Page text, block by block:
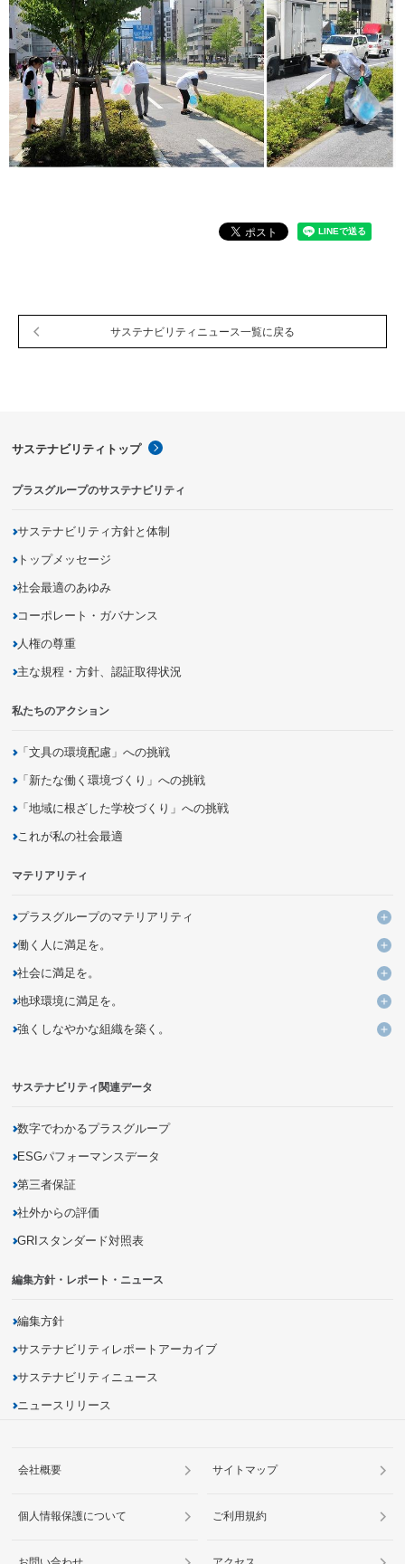
ESGパフォーマンスデータ
第三者保証
社外からの評価
GRIスタンダード対照表
編集方針・レポート・ニュース
サステナビリティニュース一覧に戻る
サステナビリティトップ
プラスグループのサステナビリティ
サステナビリティ方針と体制
トップメッセージ
社会最適のあゆみ
コーポレート・ガバナンス
人権の尊重
主な規程・方針、認証取得状況
私たちのアクション
「文具の環境配慮」への挑戦
「新たな働く環境づくり」への挑戦
「地域に根ざした学校づくり」への挑戦
これが私の社会最適
マテリアリティ
プラスグループのマテリアリティ
プ
KPIと進捗
働く人に満足を。
働
よりよい働き方・いごこちのよい環境づくりの追求・提案
多様性を活かす組織への変革
未来につながる人材の育成
社会に満足を。
社
ユニークなデザイン・発想による価値ある商品とサービスの創出
バリューチェーンの変革による新しいビジネスモデルの創造
商品の品質向上・安全性確保
商品に関する情報開示
地域社会とのパートナーシップの促進
地球環境に満足を。
地
企業活動を通じた気候変動問題への取り組み
有害化学物質の把握・削減
生物多様性の保全
強くしなやかな組織を築く。
強
災害に強いインフラの構築
サステナビリティ関連データ
数字でわかるプラスグループ
ESGパフォーマンスデータ
第三者保証
社外からの評価
GRIスタンダード対照表
編集方針・レポート・ニュース
編集方針
サステナビリティレポートアーカイブ
サステナビリティニュース
ニュースリリース
会社概要 サイトマップ
個人情報保護について ご利用規約